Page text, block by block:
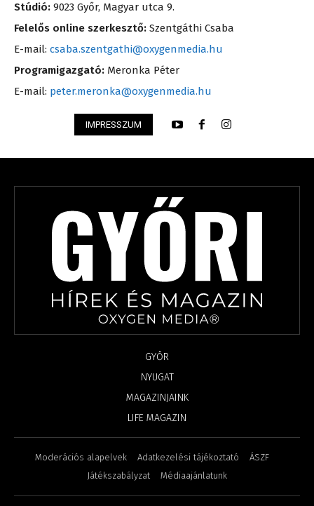
Stúdió: 9023 Győr, Magyar utca 9.
Felelős online szerkesztő: Szentgáthi Csaba
E-mail: csaba.szentgathi@oxygenmedia.hu
Programigazgató: Meronka Péter
E-mail: peter.meronka@oxygenmedia.hu
IMPRESSZUM
GYŐR
NYUGAT
MAGAZINJAINK
LIFE MAGAZIN
Moderációs alapelvek Adatkezelési tájékoztató
ÁSZF
Játékszabályzat
Médiaajánlatunk